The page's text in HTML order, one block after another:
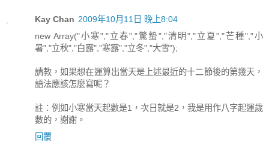
Kay Chan 2009年10月11日 晚上8:04
new Array("小寒","立春","驚蟄","清明","立夏","芒種","小
暑","立秋","白露","寒露","立冬","大雪");
請教，如果想在運算出當天是上述最近的十二節後的第幾天，
語法應該怎麼寫呢？
註：例如小寒當天起數是1，次日就是2，我是用作八字起運歲
數的，謝謝。
回覆